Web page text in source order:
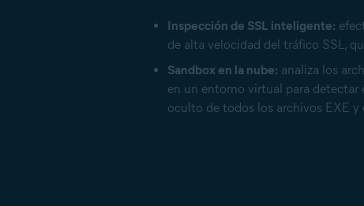
Inspección de SSL inteligente:
de alta velocidad del tráfico SSL,
Sandbox en la nube: analiza los
en un entorno virtual para
oculto de todos los archivos EXE y